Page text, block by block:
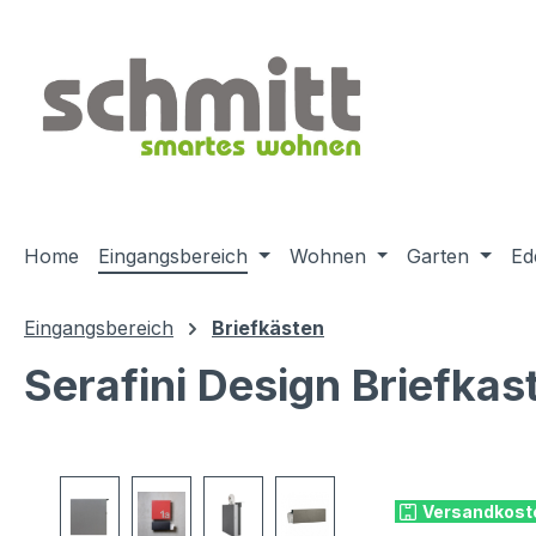
Home Eingangsbereich Wohnen Garten
Eingangsbereich Briefkästen
Serafini Design